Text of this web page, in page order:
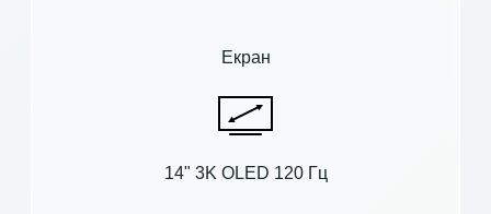
Екран
14" 3K OLED 120 Гц